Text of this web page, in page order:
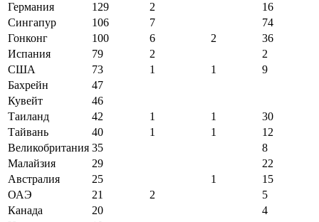
Германия
129 2
16
Сингапур
106 7
74
Гонконг
100 6 2
36
Испания
79 2
2
США
73 1 1
9
Бахрейн
47
Кувейт
46
Таиланд
42 1 1
30
Тайвань
40 1 1
12
Великобритания 35
8
Малайзия
29
22
Австралия
25 1
15
ОАЭ
21 2
5
Канада
20
4